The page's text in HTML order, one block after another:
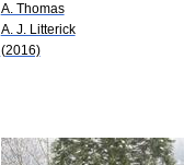
A. Thomas
A. J. Litterick
(2016)